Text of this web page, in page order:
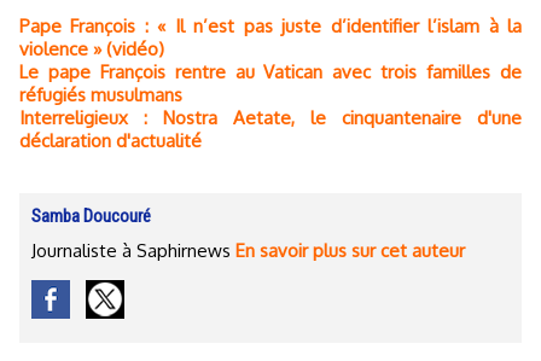
Pape François : « Il n’est pas juste d’identifier l’islam à la
violence » (vidéo)
Le pape François rentre au Vatican avec trois familles de
réfugiés musulmans
Interreligieux : Nostra Aetate, le cinquantenaire d'une
déclaration d'actualité
Samba Doucouré
Journaliste à Saphirnews En savoir plus sur cet auteur